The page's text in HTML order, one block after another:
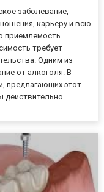
заболевание,
карьеру и всю
приемлемость
требует
Одним из
от алкоголя. В
предлагающих этот
действительно